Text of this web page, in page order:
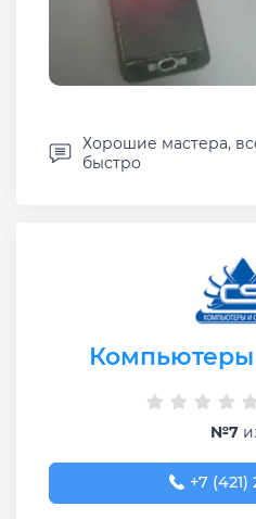
Хорошие мастера,
быстро
№7
+7 (421)
+7 (421)